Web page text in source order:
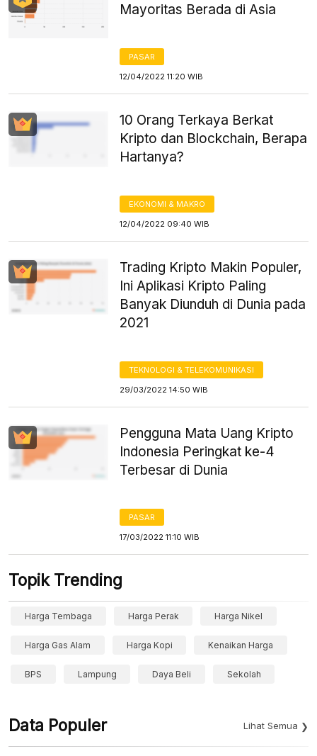
Mayoritas Berada di Asia
PASAR
12/04/2022 11:20 WIB
10 Orang Terkaya Berkat
Kripto dan Blockchain, Berapa
Hartanya?
EKONOMI & MAKRO
12/04/2022 09:40 WIB
Trading Kripto Makin Populer,
Ini Aplikasi Kripto Paling
Banyak Diunduh di Dunia pada
2021
TEKNOLOGI & TELEKOMUNIKASI
29/03/2022 14:50 WIB
Pengguna Mata Uang Kripto
Indonesia Peringkat ke-4
Terbesar di Dunia
PASAR
17/03/2022 11:10 WIB
Topik Trending
Harga Tembaga Harga Perak Harga Nikel
Harga Gas Alam Harga Kopi Kenaikan Harga
BPS Lampung Daya Beli Sekolah
Data Populer Lihat Semua